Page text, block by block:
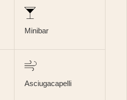
Minibar
Asciugacapelli